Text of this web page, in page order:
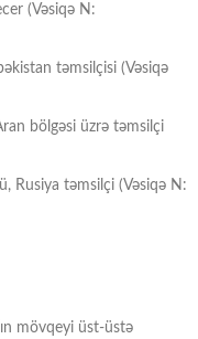
(Vəsiqə N:
təmsilçisi (Vəsiqə
bölgəsi üzrə təmsilçi
Rusiya təmsilçi (Vəsiqə N:
mövqeyi üst-üstə